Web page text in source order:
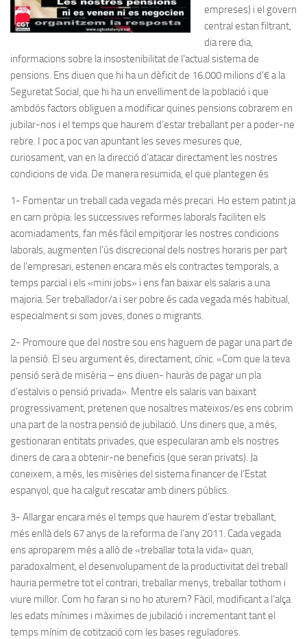
empreses) i el govern
central estan filtrant,
dia rere dia,
informacions sobre la insostenibilitat de l’actual sistema de
pensions. Ens diuen que hi ha un dèficit de 16.000 milions d’€ a la
Seguretat Social, que hi ha un envelliment de la població i que
ambdós factors obliguen a modificar quines pensions cobrarem en
jubilar-nos i el temps que haurem d’estar treballant per a poder-ne
rebre. I poc a poc van apuntant les seves mesures que,
curiosament, van en la direcció d’atacar directament les nostres
condicions de vida. De manera resumida, el que plantegen és
1- Fomentar un treball cada vegada més precari. Ho estem patint ja
en carn pròpia: les successives reformes laborals faciliten els
acomiadaments, fan més fàcil empitjorar les nostres condicions
laborals, augmenten l’ús discrecional dels nostres horaris per part
de l’empresari, estenen encara més els contractes temporals, a
temps parcial i els «mini jobs» i ens fan baixar els salaris a una
majoria. Ser treballador/a i ser pobre és cada vegada més habitual,
especialment si som joves, dones o migrants.
2- Promoure que del nostre sou ens haguem de pagar una part de
la pensió. El seu argument és, directament, cínic. «Com que la teva
pensió serà de misèria – ens diuen- hauràs de pagar un pla
d’estalvis o pensió privada». Mentre els salaris van baixant
progressivament, pretenen que nosaltres mateixos/es ens cobrim
una part de la nostra pensió de jubilació. Uns diners que, a més,
gestionaran entitats privades, que especularan amb els nostres
diners de cara a obtenir-ne beneficis (que seran privats). Ja
coneixem, a més, les misèries del sistema financer de l’Estat
espanyol, que ha calgut rescatar amb diners públics.
3- Allargar encara més el temps que haurem d’estar treballant,
més enllà dels 67 anys de la reforma de l’any 2011. Cada vegada
ens aproparem més a allò de «treballar tota la vida» quan,
paradoxalment, el desenvolupament de la productivitat del treball
hauria permetre tot el contrari, treballar menys, treballar tothom i
viure millor. Com ho faran si no ho aturem? Fàcil, modificant a l’alça
les edats mínimes i màximes de jubilació i incrementant tant el
temps mínim de cotització com les bases reguladores.